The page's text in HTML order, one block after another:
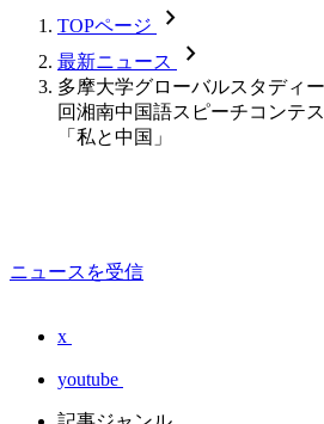
TOPページ chevron_forward
最新ニュース chevron_forward
多摩大学グローバルスタディ
回湘南中国語スピーチコンテ
「私と中国」
ニュースを受信
x
youtube